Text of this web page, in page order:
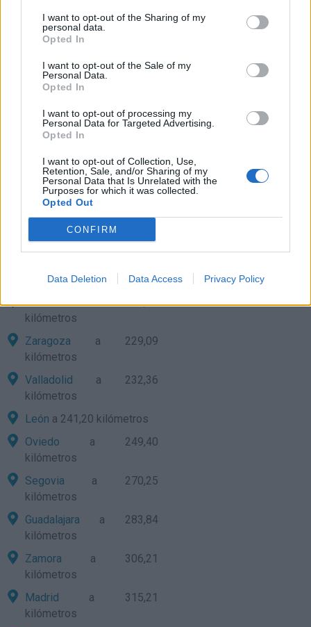
I want to opt-out of the Sharing of my
personal data.
Opted In
I want to opt-out of the Sale of my
Personal Data.
Opted In
I want to opt-out of processing my
Personal Data for Targeted Advertising.
Opted In
I want to opt-out of Collection, Use,
Retention, Sale, and/or Sharing of my
Personal Data that Is Unrelated with the
Purposes for which it was collected.
Opted Out
CONFIRM
Data Deletion Data Access Privacy Policy
Vitoriaa 36,50 kilómetros
San Sebastián
kilómetros
Logroñoa 82,42
Santandera 89,70
kilómetros
Pamplonaa 101,48
kilómetros
Burgosa 118,76
kilómetros
Soriaa 158,00 kilómetros
kilómetros
Huescaa 224,67
kilómetros
Zaragoza a 229,09
kilómetros
Valladolid a 232,36
kilómetros
León a 241,20 kilómetros
Oviedo a 249,40
kilómetros
Segovia a 270,25
kilómetros
Guadalajara a 283,84
kilómetros
Zamora a 306,21
kilómetros
Madrid a 315,21
kilómetros